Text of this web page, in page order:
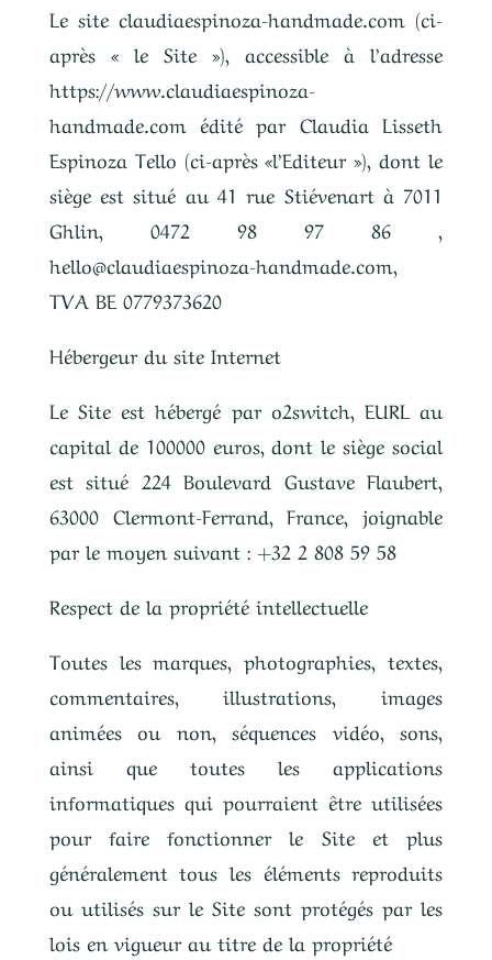
Le site claudiaespinoza-handmade.com (ci-
après « le Site »), accessible à l’adresse
https://www.claudiaespinoza-
handmade.com édité par Claudia Lisseth
Espinoza Tello (ci-après «l’Editeur »), dont le
siège est situé au 41 rue Stiévenart à 7011
Ghlin, 0472 98 97 86
,
hello@claudiaespinoza-handmade.com,
TVA BE 0779373620
Hébergeur du site Internet
Le Site est hébergé par o2switch, EURL au
capital de 100000 euros, dont le siège social
est situé 224 Boulevard Gustave Flaubert,
63000 Clermont-Ferrand, France, joignable
par le moyen suivant : +32 2 808 59 58
Respect de la propriété intellectuelle
Toutes les marques, photographies, textes,
commentaires, illustrations, images
animées ou non, séquences vidéo, sons,
ainsi que toutes les applications
informatiques qui pourraient être utilisées
pour faire fonctionner le Site et plus
généralement tous les éléments reproduits
ou utilisés sur le Site sont protégés par les
lois en vigueur au titre de la propriété